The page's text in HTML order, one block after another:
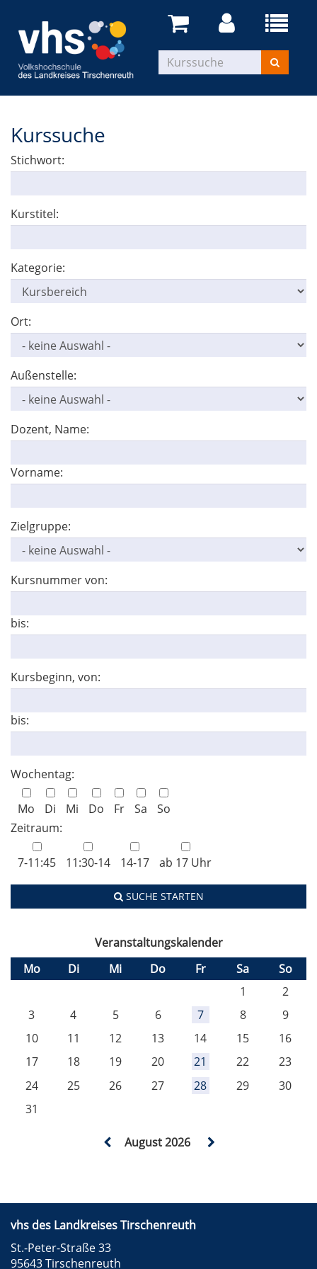
Kurssuche
Stichwort:
Kurstitel:
Kategorie:
Ort:
Außenstelle:
Dozent, Name:
Vorname:
Zielgruppe:
Kursnummer von:
bis:
Kursbeginn, von:
bis:
Wochentag:
Mo Di Mi Do Fr Sa
So
Zeitraum:
7-11:45 11:30-14 14-17 ab 17 Uhr
SUCHE STARTEN
Veranstaltungskalender
Mo
Di Mi Do Fr Sa
So
1
2
3
4 5 6 7 8
9
10
11 12 13 14 15
16
17
18 19 20 21 22
23
24
25 26 27 28 29
30
31
August 2026
vhs des Landkreises Tirschenreuth
St.-Peter-Straße 33
95643 Tirschenreuth